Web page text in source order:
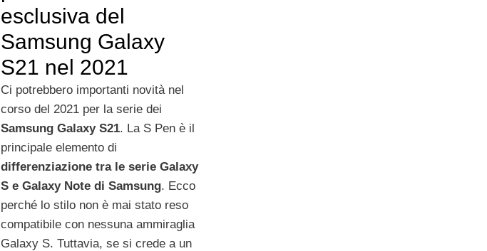
esclusiva del
Samsung Galaxy
S21 nel 2021
Ci potrebbero importanti novità nel
corso del 2021 per la serie dei
Samsung Galaxy S21. La S Pen è il
principale elemento di
differenziazione tra le serie Galaxy
S e Galaxy Note di Samsung. Ecco
perché lo stilo non è mai stato reso
compatibile con nessuna ammiraglia
Galaxy S. Tuttavia, se si crede a un